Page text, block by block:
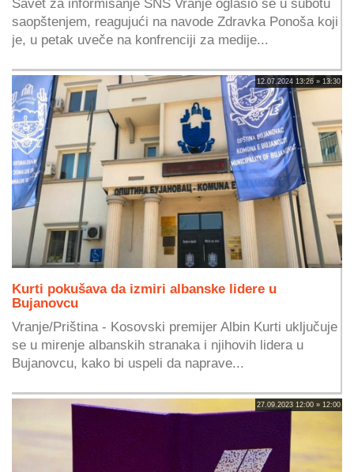
Savet za informisanje SNS Vranje oglasio se u subotu
saopštenjem, reagujući na navode Zdravka Ponoša koji
je, u petak uveče na konfrenciji za medije...
12.07.2024 13:26 » 13:30
Kurti pokušava da izmiri albanske lidere u
Bujanovcu
Vranje/Priština - Kosovski premijer Albin Kurti uključuje
se u mirenje albanskih stranaka i njihovih lidera u
Bujanovcu, kako bi uspeli da naprave...
27.09.2023 12:00 » 12:00